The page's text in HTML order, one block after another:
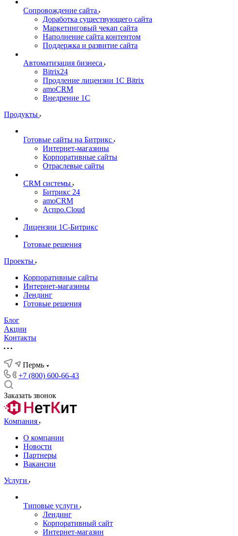
Сопровождение сайта
Доработка существующего сайта
Маркетинговый чекап сайта
Наполнение сайта контентом
Поддержка и развитие сайта
Автоматизация бизнеса
Bitrix24
Продление лицензии 1C Bitrix
amoCRM
Внедрение 1C
Продукты
Готовые сайты на Битрикс
Интернет-магазины
Корпоративные сайты
Отраслевые сайты
CRM системы
Битрикс 24
amoCRM
Аспро.Cloud
Лицензии 1С-Битрикс
Готовые решения
Проекты
Корпоративные сайты
Интернет-магазины
Лендинг
Готовые решения
Блог
Акции
Контакты
Пермь
+7 (800) 600-66-43
Заказать звонок
Компания
О компании
Новости
Партнеры
Вакансии
Услуги
Типовые услуги
Лендинг
Корпоративный сайт
Интернет-магазин